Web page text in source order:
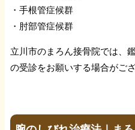
・手根管症候群
・肘部管症候群
立川市のまろん接骨院では、
の受診をお願いする場合がござ